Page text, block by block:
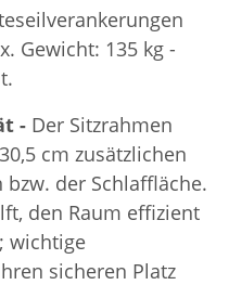
Gewicht: 135 kg -
- Der Sitzrahmen
cm zusätzlichen
der Schlaffläche.
den Raum effizient
wichtige
sicheren Platz